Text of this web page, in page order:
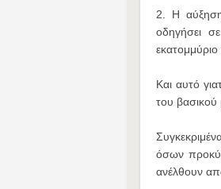
2. Η
οδηγήσει
Και αυτό
του βασικού
όσων
ανέλθουν